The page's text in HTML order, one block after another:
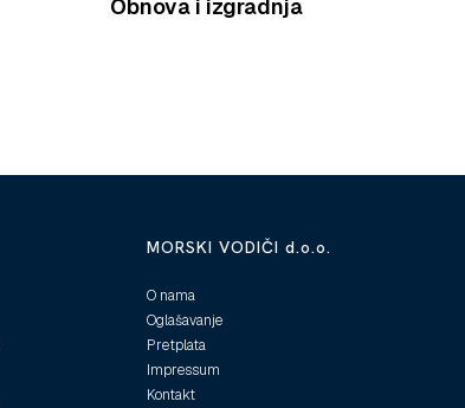
Obnova i izgradnja
MORSKI VODIČI d.o.o.
O nama
Oglašavanje
Pretplata
Impressum
Kontakt